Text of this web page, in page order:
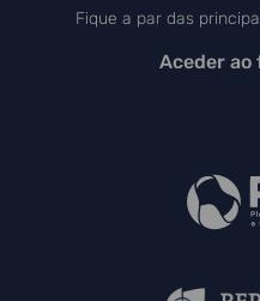
Fique a par das
Aceder ao